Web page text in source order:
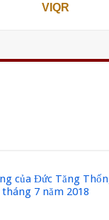
VIQR
của Đức Tăng
7 năm 2018